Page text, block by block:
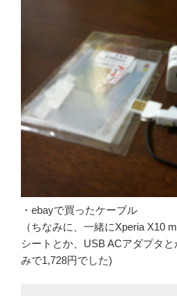
・ebayで買ったケーブル
（ちなみに、一緒にXperia X10
シートとか、USB ACアダプタ
みで1,728円でした)